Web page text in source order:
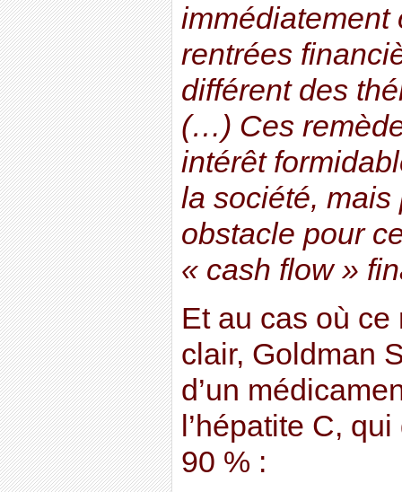
immédiatement
rentrées
différent des
(…) Ces
intérêt
la société, mais
obstacle pour
« cash flow »
Et au cas où
clair, Goldman
d’un
l’hépatite C,
90 % :